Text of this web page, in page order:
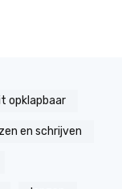
opklapbaar
en schrijven